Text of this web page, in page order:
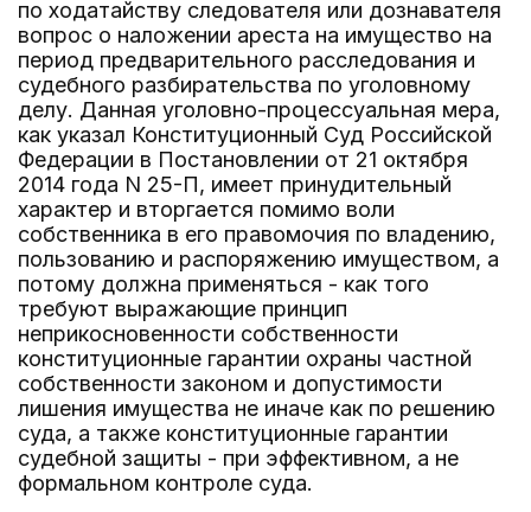
по ходатайству следователя или дознавателя
вопрос о наложении ареста на имущество на
период предварительного расследования и
судебного разбирательства по уголовному
делу. Данная уголовно-процессуальная мера,
как указал Конституционный Суд Российской
Федерации в Постановлении от 21 октября
2014 года N 25-П, имеет принудительный
характер и вторгается помимо воли
собственника в его правомочия по владению,
пользованию и распоряжению имуществом, а
потому должна применяться - как того
требуют выражающие принцип
неприкосновенности собственности
конституционные гарантии охраны частной
собственности законом и допустимости
лишения имущества не иначе как по решению
суда, а также конституционные гарантии
судебной защиты - при эффективном, а не
формальном контроле суда.